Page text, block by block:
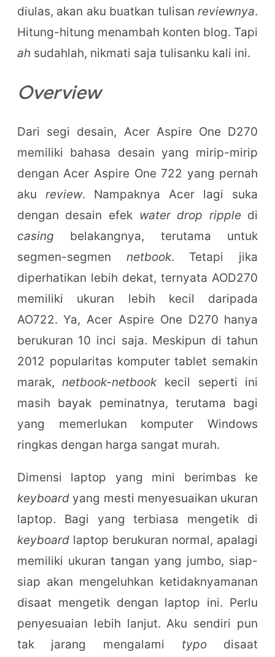
diulas, akan aku buatkan tulisanreviewnya.
Hitung-hitung menambah konten blog. Tapi
ah sudahlah, nikmati saja tulisanku kali ini.
Overview
Dari segi desain, Acer Aspire One D270
memiliki bahasa desain yang mirip-mirip
dengan Acer Aspire One 722 yang pernah
aku review. Nampaknya Acer lagi suka
dengan desain efek water drop ripple di
casing belakangnya, terutama untuk
segmen-segmen netbook. Tetapi jika
diperhatikan lebih dekat, ternyata AOD270
memiliki ukuran lebih kecil daripada
AO722. Ya, Acer Aspire One D270 hanya
berukuran 10 inci saja. Meskipun di tahun
2012 popularitas komputer tablet semakin
marak,netbook-netbook kecil seperti ini
masih bayak peminatnya, terutama bagi
yang memerlukan komputer Windows
ringkas dengan harga sangat murah.
Dimensi laptop yang mini berimbas ke
keyboardyang mesti menyesuaikan ukuran
laptop. Bagi yang terbiasa mengetik di
keyboard laptop berukuran normal, apalagi
memiliki ukuran tangan yang jumbo, siap-
siap akan mengeluhkan ketidaknyamanan
disaat mengetik dengan laptop ini. Perlu
penyesuaian lebih lanjut. Aku sendiri pun
tak jarang mengalami typo disaat